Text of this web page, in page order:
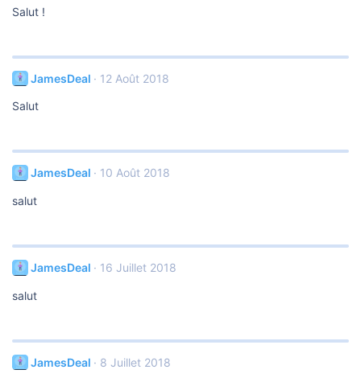
Salut !
JamesDeal 12 Août 2018
Salut
JamesDeal 10 Août 2018
salut
JamesDeal 16 Juillet 2018
salut
JamesDeal 8 Juillet 2018